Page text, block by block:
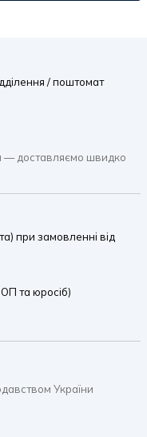
/ поштомат
— доставляємо швидко
при замовленні від
та юросіб)
України